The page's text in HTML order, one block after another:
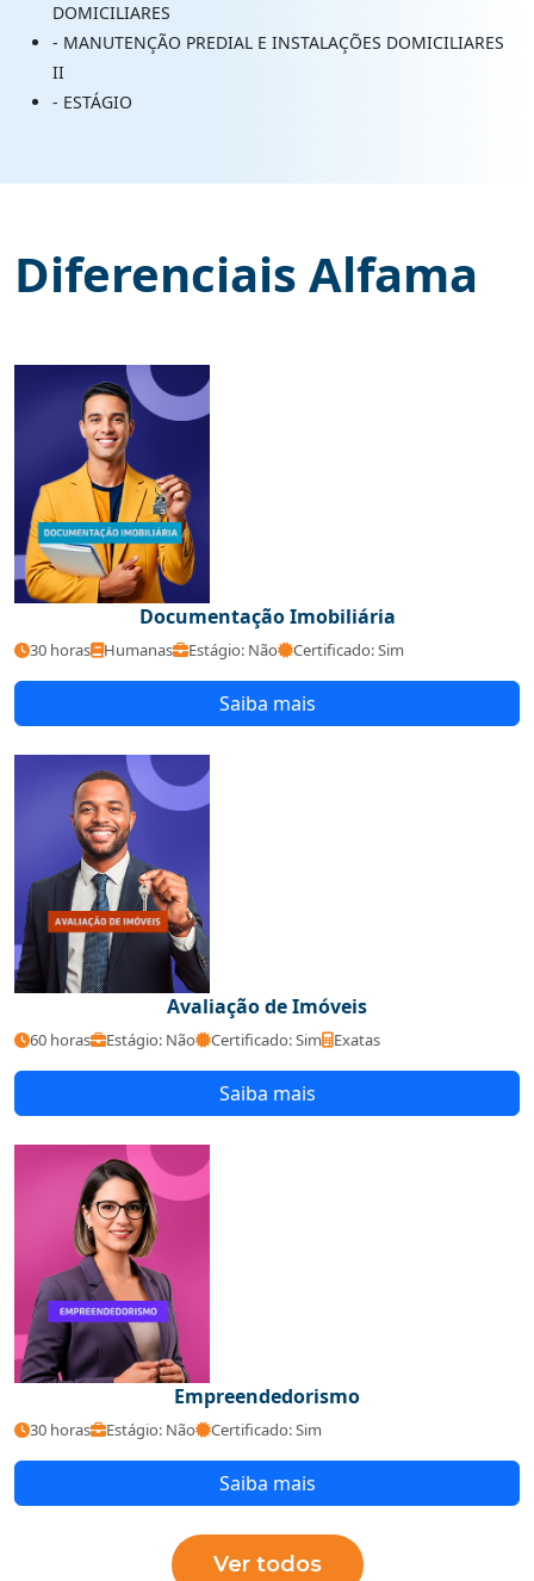
DOMICILIARES
- MANUTENÇÃO PREDIAL E INSTALAÇÕES DOMICILIARES
II
- ESTÁGIO
Diferenciais Alfama
Documentação Imobiliária
30 horas Humanas Estágio: Não Certificado: Sim
Saiba mais
Avaliação de Imóveis
60 horas Estágio: Não Certificado: Sim Exatas
Saiba mais
Empreendedorismo
30 horas Estágio: Não Certificado: Sim
Saiba mais
Ver todos